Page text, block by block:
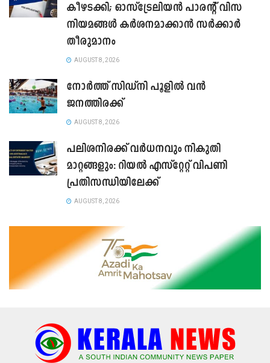
കീഴടക്കി; ഓസ്‌ട്രേലിയൻ പാരന്റ് വിസ
നിയമങ്ങൾ കർശനമാക്കാൻ സർക്കാർ
തീരുമാനം
AUGUST 8, 2026
നോർത്ത് സിഡ്നി പൂളിൽ വൻ
ജനത്തിരക്ക്
AUGUST 8, 2026
പലിശനിരക്ക് വർധനവും നികുതി
മാറ്റങ്ങളും: റിയൽ എസ്റ്റേറ്റ് വിപണി
പ്രതിസന്ധിയിലേക്ക്
AUGUST 8, 2026